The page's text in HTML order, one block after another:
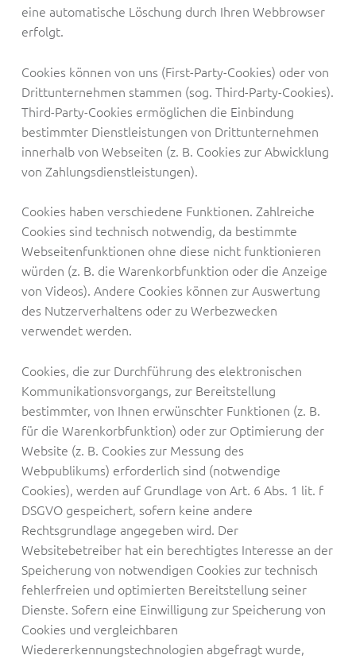
eine automatische Löschung durch Ihren Webbrowser
erfolgt.
Cookies können von uns (First-Party-Cookies) oder von
Drittunternehmen stammen (sog. Third-Party-Cookies).
Third-Party-Cookies ermöglichen die Einbindung
bestimmter Dienstleistungen von Drittunternehmen
innerhalb von Webseiten (z. B. Cookies zur Abwicklung
von Zahlungsdienstleistungen).
Cookies haben verschiedene Funktionen. Zahlreiche
Cookies sind technisch notwendig, da bestimmte
Webseitenfunktionen ohne diese nicht funktionieren
würden (z. B. die Warenkorbfunktion oder die Anzeige
von Videos). Andere Cookies können zur Auswertung
des Nutzerverhaltens oder zu Werbezwecken
verwendet werden.
Cookies, die zur Durchführung des elektronischen
Kommunikationsvorgangs, zur Bereitstellung
bestimmter, von Ihnen erwünschter Funktionen (z. B.
für die Warenkorbfunktion) oder zur Optimierung der
Website (z. B. Cookies zur Messung des
Webpublikums) erforderlich sind (notwendige
Cookies), werden auf Grundlage von Art. 6 Abs. 1 lit. f
DSGVO gespeichert, sofern keine andere
Rechtsgrundlage angegeben wird. Der
Websitebetreiber hat ein berechtigtes Interesse an der
Speicherung von notwendigen Cookies zur technisch
fehlerfreien und optimierten Bereitstellung seiner
Dienste. Sofern eine Einwilligung zur Speicherung von
Cookies und vergleichbaren
Wiedererkennungstechnologien abgefragt wurde,